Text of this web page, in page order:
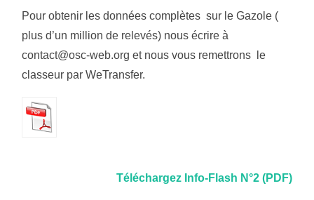
Pour obtenir les données complètes sur le Gazole (
plus d’un million de relevés) nous écrire à
contact@osc-web.org et nous vous remettrons le
classeur par WeTransfer.
Téléchargez Info-Flash N°2 (PDF)